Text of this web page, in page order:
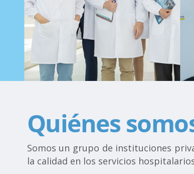
Quiénes
Somos un grupo de instituciones
la calidad en los servicios